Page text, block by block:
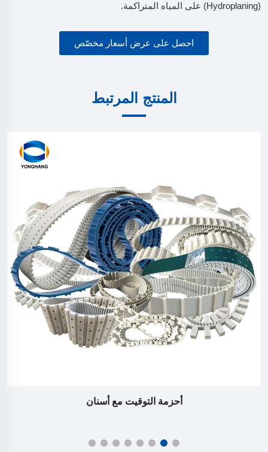
(Hydroplaning) على المياه المتراكمة.
احصل على عرض أسعار مخصّص
المنتج المرتبط
أحزمة التوقيت مع أسنان